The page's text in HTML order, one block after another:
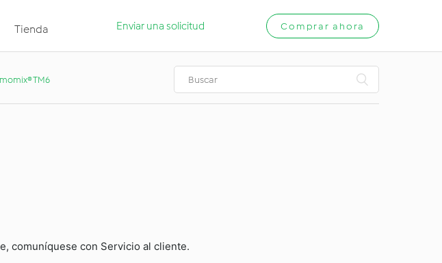
Tienda Enviar una solicitud Comprar ahora
TM6
comuníquese con Servicio al cliente.